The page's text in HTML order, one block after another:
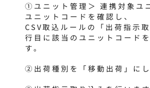
①ユニット管理＞ 連携対象ユ
ユニットコードを確認し、
CSV取込ルールの「出荷指示
行目に該当のユニットコード
す。
②出荷種別を「移動出荷」にし